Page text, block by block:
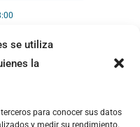
se utiliza
la
para conocer sus datos
y medir su rendimiento.
Vigo
Siguiente día